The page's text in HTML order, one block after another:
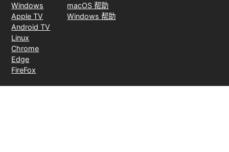
Windows
Apple TV
Android TV
Linux
Chrome
Edge
FireFox
macOS 帮助
Windows 帮助